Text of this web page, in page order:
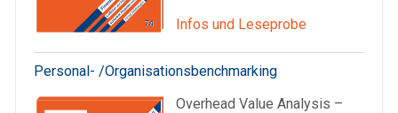
Infos und Leseprobe
Personal- /Organisationsbenchmarking
Overhead Value Analysis –